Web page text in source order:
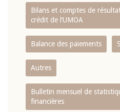
Bilans et comptes de
crédit de l‘UMOA
Balance des paiements
Autres
Bulletin mensuel de
financières